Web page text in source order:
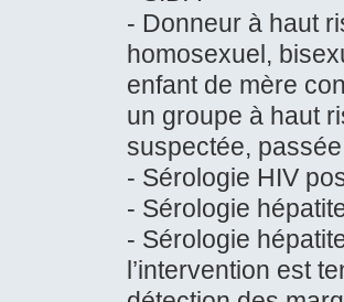
- Donneur à haut
homosexuel,
enfant de mère
un groupe à haut
suspectée,
- Sérologie HIV
- Sérologie
- Sérologie
l’intervention est